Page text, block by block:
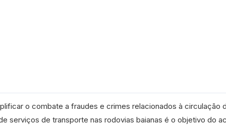
o combate a fraudes e crimes relacionados à circulação
serviços de transporte nas rodovias baianas é o objetivo do